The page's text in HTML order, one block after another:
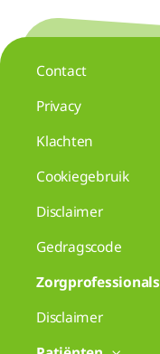
Contact
Privacy
Klachten
Cookiegebruik
Disclaimer
Gedragscode
Zorgprofessionals
Disclaimer